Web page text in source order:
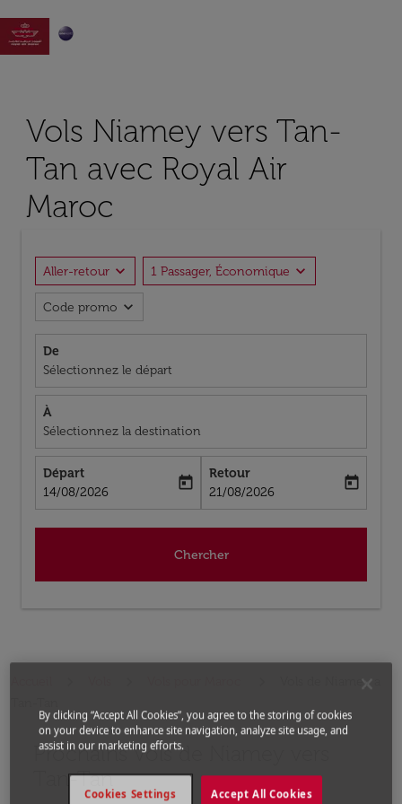

Vols Niamey vers Tan-
Tan avec Royal Air
Maroc
Aller-retour expand_more 1 Passager, Économique expand_more
Code promo expand_more
De
Sélectionnez le départ
À
Sélectionnez la destination
Départ
fc-booking-departure-date-aria-label
14/08/2026
today
Retour
fc-booking-return-date-aria-label
21/08/2026
today
Chercher
Vols de Niamey a
Prochains Vols de Niamey vers
Tan-Tan
Aucun tarif trouvé pour les options populaires
By clicking “Accept All Cookies”, you agree to the storing of cookies
on your device to enhance site navigation, analyze site usage, and
assist in our marketing efforts.
Accept All Cookies
Cookies Settings